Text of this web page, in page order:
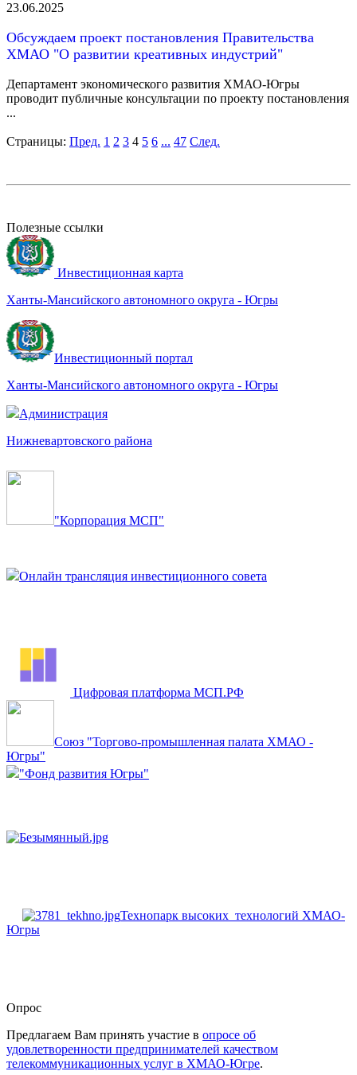
23.06.2025
Обсуждаем проект постановления Правительства
ХМАО "О развитии креативных индустрий"
Департамент экономического развития ХМАО-Югры
проводит публичные консультации по проекту постановления
...
Страницы: Пред. 1 2 3 4 5 6 ... 47 След.
Полезные ссылки
Инвестиционная карта
Ханты-Мансийского автономного округа - Югры
Инвестиционный портал
Ханты-Мансийского автономного округа - Югры
Администрация
Нижневартовского района
"Корпорация МСП"
Онлайн трансляция инвестиционного совета
Цифровая платформа МСП.РФ
Союз "Торгово-промышленная палата ХМАО -
Югры"
"Фонд развития Югры"
Технопарк высоких технологий ХМАО-
Югры
Опрос
Предлагаем Вам принять участие в опросе об
удовлетворенности предпринимателей качеством
телекоммуникационных услуг в ХМАО-Югре.